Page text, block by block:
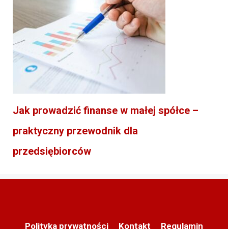
Jak prowadzić finanse w małej spółce –
praktyczny przewodnik dla
przedsiębiorców
Polityka prywatności Kontakt Regulamin